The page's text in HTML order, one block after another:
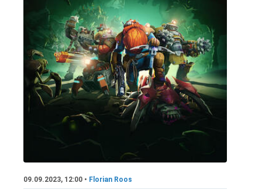
09.09.2023, 12:00 • Florian Roos